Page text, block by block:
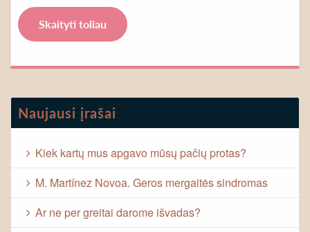
Skaityti toliau
Naujausi įrašai
Kiek kartų mus apgavo mūsų pačių protas?
M. Martínez Novoa. Geros mergaitės sindromas
Ar ne per greitai darome išvadas?